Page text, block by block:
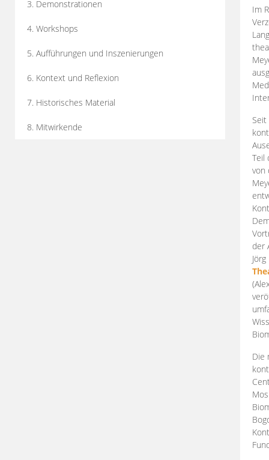
3. Demonstrationen
4. Workshops
5. Aufführungen und Inszenierungen
6. Kontext und Reflexion
7. Historisches Material
8. Mitwirkende
Im
Teil
von
der
Die